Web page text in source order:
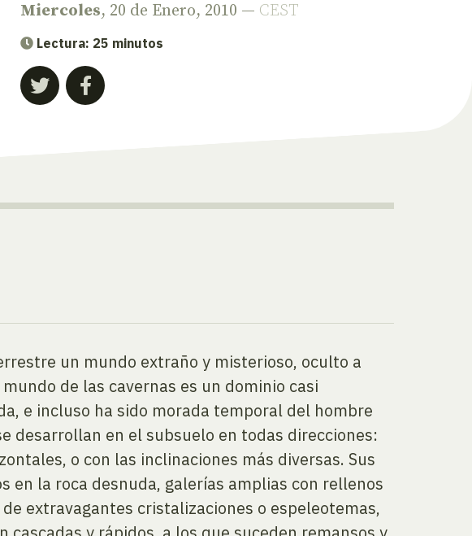
Miercoles, 20 de Enero, 2010 — CEST
Lectura: 25 minutos
un mundo extraño y misterioso, oculto a
de las cavernas es un dominio casi
e incluso ha sido morada temporal del hombre
desarrollan en el subsuelo en todas direcciones:
o con las inclinaciones más diversas. Sus
en la roca desnuda, galerías amplias con rellenos
extravagantes cristalizaciones o espeleotemas,